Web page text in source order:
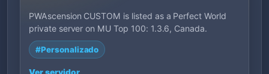
PWAscension CUSTOM is listed as a Perfect World
private server on MU Top 100: 1.3.6, Canada.
#Personalizado